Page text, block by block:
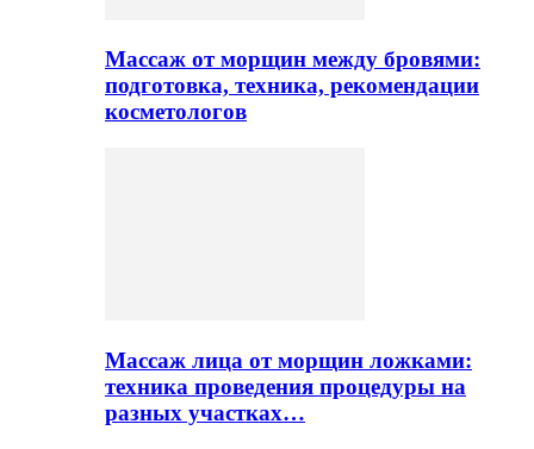
Массаж от морщин между бровями:
подготовка, техника, рекомендации
косметологов
Массаж лица от морщин ложками:
техника проведения процедуры на
разных участках…